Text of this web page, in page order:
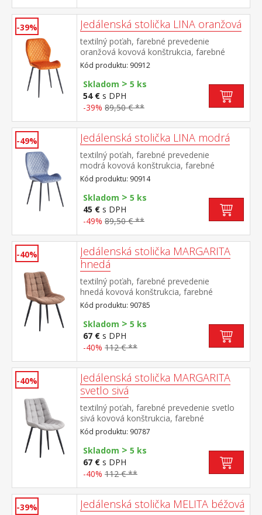
-39% Jedálenská stolička LINA oranžová
textilný poťah, farebné prevedenie
oranžová kovová konštrukcia, farebné
prevedenie čierna výška sedu 50
cm odporúčaná nosnosť do 120 kg
Kód produktu: 90912
Skladom > 5 ks
54 € s DPH
-39% 89,50 € **
-49% Jedálenská stolička LINA modrá
textilný poťah, farebné prevedenie
modrá kovová konštrukcia, farebné
prevedenie čierna výška sedu 50
cm odporúčaná nosnosť do 120 kg
Kód produktu: 90914
Skladom > 5 ks
45 € s DPH
-49% 89,50 € **
-40%
Jedálenská stolička MARGARITA
hnedá
textilný poťah, farebné prevedenie
hnedá kovová konštrukcia, farebné
prevedenie čierna výška sedu 49
cm odporúčaná nosnosť do 130 kg
Kód produktu: 90785
Skladom > 5 ks
67 € s DPH
-40% 112 € **
-40%
Jedálenská stolička MARGARITA
svetlo sivá
textilný poťah, farebné prevedenie svetlo
sivá kovová konštrukcia, farebné
prevedenie čierna výška sedu 49
cm odporúčaná nosnosť do 130 kg
Kód produktu: 90787
Skladom > 5 ks
67 € s DPH
-40% 112 € **
-39% Jedálenská stolička MELITA béžová